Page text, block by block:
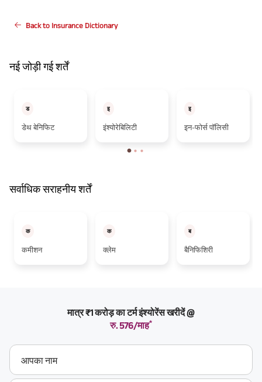
Back to Insurance Dictionary
नई जोड़ी गई शर्तें
ड
डेथ बेनिफिट
इ
इंश्योरेबिलिटी
इ
इन-फोर्स पॉलिसी
सर्वाधिक सराहनीय शर्तें
क
कमीशन
क
क्लेम
ब
बैनिफिशिरी
मात्र ₹1 करोड़ का टर्म इंश्योरेंस खरीदें @
रु. 576/माह*
आपका नाम